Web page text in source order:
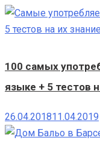
100 самых
языке + 5 тестов
26.04.201811.04.2019